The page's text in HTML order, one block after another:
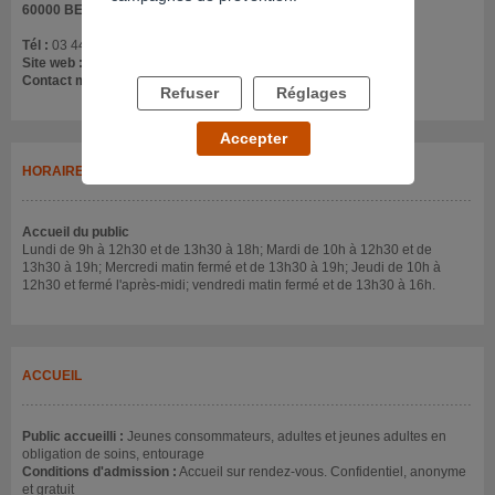
60000 BEAUVAIS
Tél : 03 44 15 32 40
Site web :
Contact mail :
fusain@sato-picardie.fr
HORAIRES
Accueil du public
Lundi de 9h à 12h30 et de 13h30 à 18h; Mardi de 10h à 12h30 et de
13h30 à 19h; Mercredi matin fermé et de 13h30 à 19h; Jeudi de 10h à
12h30 et fermé l'après-midi; vendredi matin fermé et de 13h30 à 16h.
ACCUEIL
Public accueilli : Jeunes consommateurs, adultes et jeunes adultes en
obligation de soins, entourage
Conditions d'admission : Accueil sur rendez-vous. Confidentiel, anonyme
et gratuit
Refuser Réglages
Accepter